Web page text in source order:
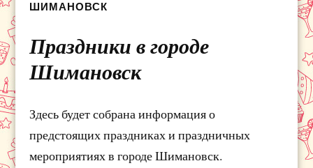
ШИМАНОВСК
Праздники в городе
Шимановск
Здесь будет собрана информация о
предстоящих праздниках и праздничных
мероприятиях в городе Шимановск.